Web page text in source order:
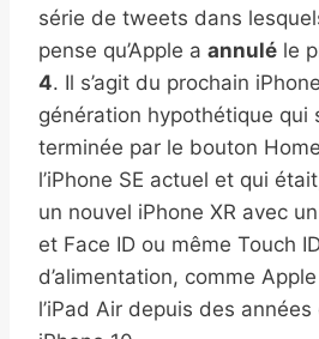
série de tweets dans
pense qu’Apple a annulé le
4. Il s’agit du prochain
génération hypothétique qui
terminée par le bouton
l’iPhone SE actuel et qui
un nouvel iPhone XR avec
et Face ID ou même Touch
d’alimentation, comme
l’iPad Air depuis des